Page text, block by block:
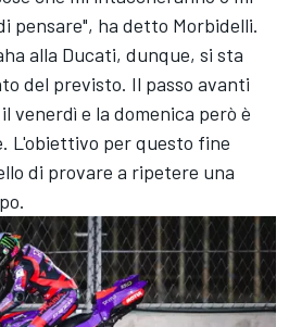
pensare", ha detto Morbidelli.
alla Ducati, dunque, si sta
del previsto. Il passo avanti
venerdì e la domenica però è
L'obiettivo per questo fine
di provare a ripetere una